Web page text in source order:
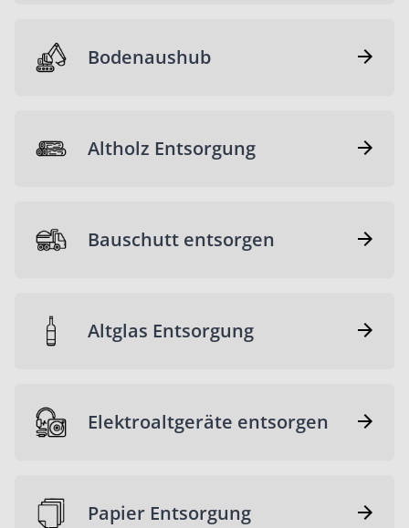
Bodenaushub
Altholz Entsorgung
Bauschutt entsorgen
Altglas Entsorgung
Elektroaltgeräte entsorgen
Papier Entsorgung